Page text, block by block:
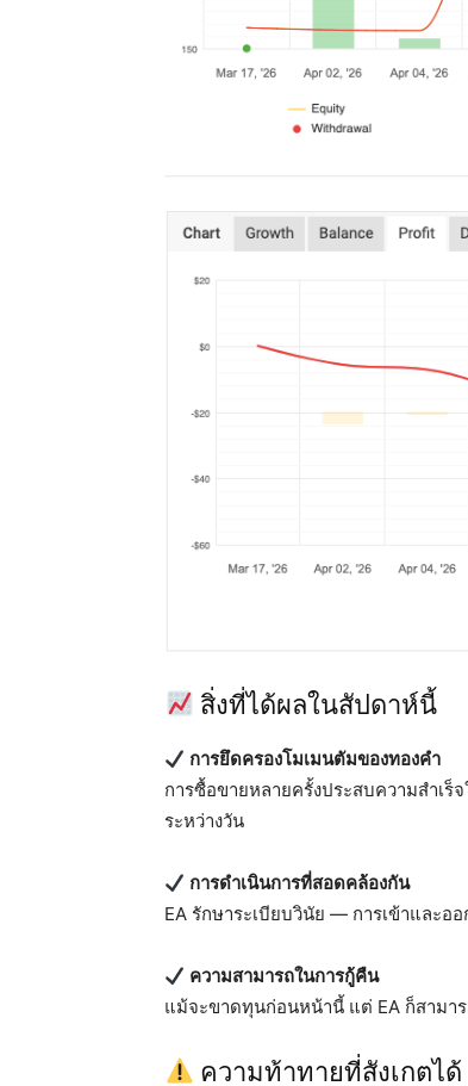
สิ่งที่ได้ผลในสัปดาห์นี้
การยึดครองโมเมนตัมของทองคำ
การซื้อขายหลายครั้งประสบความสำเร็
ระหว่างวัน
การดำเนินการที่สอดคล้องกัน
EA รักษาระเบียบวินัย — การเข้าและอ
ความสามารถในการกู้คืน
แม้จะขาดทุนก่อนหน้านี้ แต่ EA ก็สามา
ความท้าทายที่สังเกตได้